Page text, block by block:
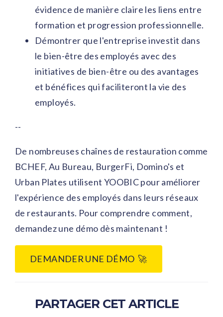
évidence de manière claire les liens entre
formation et progression professionnelle.
Démontrer que l'entreprise investit dans
le bien-être des employés avec des
initiatives de bien-être ou des avantages
et bénéfices qui faciliteront la vie des
employés.
--
De nombreuses chaînes de restauration comme
BCHEF, Au Bureau, BurgerFi, Domino's et
Urban Plates utilisent YOOBIC pour améliorer
l'expérience des employés dans leurs réseaux
de restaurants. Pour comprendre comment,
demandez une démo dès maintenant !
DEMANDER UNE DÉMO 🚀
PARTAGER CET ARTICLE